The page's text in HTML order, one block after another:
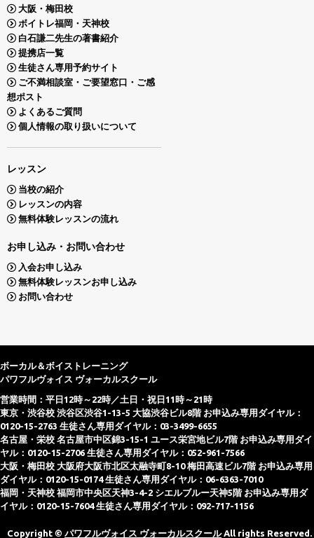
大阪・梅田校
ボイトレ福岡・天神校
白石謙二先生の著書紹介
提携店一覧
生徒さん専用予約サイト
ご不満相談室・ご要望窓口・ご感
想ポスト
よくあるご質問
個人情報の取り扱いについて
レッスン
当校の紹介
レッスンの内容
無料体験レッスンの流れ
お申し込み・お問い合わせ
入会お申し込み
無料体験レッスンお申し込み
お問い合わせ
ボーカル＆ボイストレーニング
パワフルヴォイス ヴォーカルスクール
営業時間：平日12時～22時／土日・祝日11時～21時
東京・渋谷校 渋谷区渋谷1-13-5 大協渋谷ビル8階 お申込み専用ダイヤル：
0120-15-2763 生徒さん専用ダイヤル：03-3499-6655
名古屋・栄校 名古屋市中区錦3-15-1 ユース栄宮地ビル7階 お申込み専用ダイ
ヤル：0120-15-2706 生徒さん専用ダイヤル：052-961-7566
大阪・梅田校 大阪府大阪市北区太融寺町8-10 梅田高速ビル7階 お申込み専用
ダイヤル：0120-15-0174 生徒さん専用ダイヤル：06-6363-7010
福岡・天神校 福岡市中央区天神3-4-2 シエルブルー天神5階 お申込み専用ダ
イヤル：0120-15-7604 生徒さん専用ダイヤル：092-717-1156
Copyright © パワフルヴォイス ヴォーカルスクールAll rights Reserved.